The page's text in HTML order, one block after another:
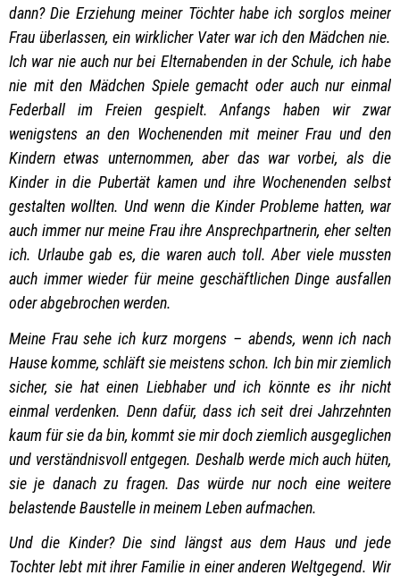
dann? Die Erziehung meiner Töchter habe ich sorglos meiner
Frau überlassen, ein wirklicher Vater war ich den Mädchen nie.
Ich war nie auch nur bei Elternabenden in der Schule, ich habe
nie mit den Mädchen Spiele gemacht oder auch nur einmal
Federball im Freien gespielt. Anfangs haben wir zwar
wenigstens an den Wochenenden mit meiner Frau und den
Kindern etwas unternommen, aber das war vorbei, als die
Kinder in die Pubertät kamen und ihre Wochenenden selbst
gestalten wollten. Und wenn die Kinder Probleme hatten, war
auch immer nur meine Frau ihre Ansprechpartnerin, eher selten
ich. Urlaube gab es, die waren auch toll. Aber viele mussten
auch immer wieder für meine geschäftlichen Dinge ausfallen
oder abgebrochen werden.
Meine Frau sehe ich kurz morgens – abends, wenn ich nach
Hause komme, schläft sie meistens schon. Ich bin mir ziemlich
sicher, sie hat einen Liebhaber und ich könnte es ihr nicht
einmal verdenken. Denn dafür, dass ich seit drei Jahrzehnten
kaum für sie da bin, kommt sie mir doch ziemlich ausgeglichen
und verständnisvoll entgegen. Deshalb werde mich auch hüten,
sie je danach zu fragen. Das würde nur noch eine weitere
belastende Baustelle in meinem Leben aufmachen.
Und die Kinder? Die sind längst aus dem Haus und jede
Tochter lebt mit ihrer Familie in einer anderen Weltgegend. Wir